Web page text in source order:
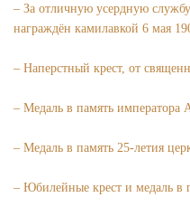
– За отличную усердную
награждён камилавкой 6 мая
– Наперстный крест, от
– Медаль в память императора
– Медаль в память 25-летия
– Юбилейные крест и медаль в